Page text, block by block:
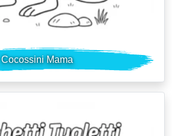
Cocossini Mama